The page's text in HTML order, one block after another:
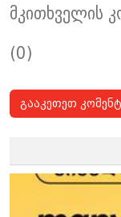
მკითხველის
(0)
გააკეთეთ